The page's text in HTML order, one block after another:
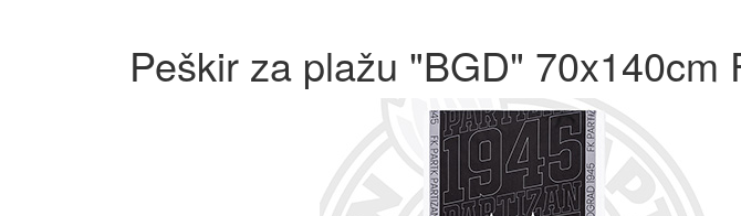
Peškir za plažu "BGD" 70x140cm